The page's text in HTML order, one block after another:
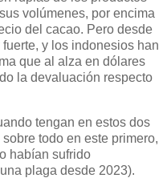
volúmenes, por encima
del cacao. Pero desde
y los indonesios han
que al alza en dólares
la devaluación respecto
tengan en estos dos
todo en este primero,
habían sufrido
plaga desde 2023).